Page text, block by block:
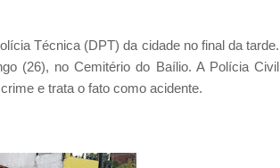
Técnica (DPT) da cidade no final da tarde.
(26), no Cemitério do Baílio. A Polícia Civil
e trata o fato como acidente.